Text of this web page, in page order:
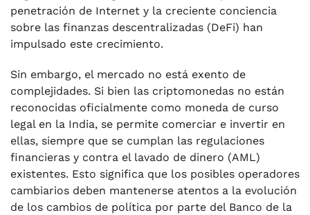
penetración de Internet y la creciente conciencia
sobre las finanzas descentralizadas (DeFi) han
impulsado este crecimiento.
Sin embargo, el mercado no está exento de
complejidades. Si bien las criptomonedas no están
reconocidas oficialmente como moneda de curso
legal en la India, se permite comerciar e invertir en
ellas, siempre que se cumplan las regulaciones
financieras y contra el lavado de dinero (AML)
existentes. Esto significa que los posibles operadores
cambiarios deben mantenerse atentos a la evolución
de los cambios de política por parte del Banco de la